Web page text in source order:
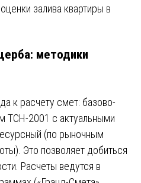
залива квартиры в
методики
к расчету смет: базово-
ТСН-2001 с актуальными
(по рыночным
Это позволяет добиться
Расчеты ведутся в